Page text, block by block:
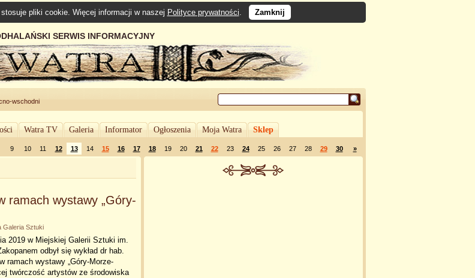
pliki cookie. Więcej informacji w naszej Polityce prywatności. Zamknij
SERWIS INFORMACYJNY
wschodni
Watra TV Galeria Informator Ogłoszenia Moja Watra Sklep
9 10 11 12 13 14 15 16 17 18 19 20 21 22 23 24 25 26 27 28 29 30 »
ramach wystawy „Góry-
Galeria Sztuki
2019 w Miejskiej Galerii Sztuki im.
odbył się wykład dr hab.
ramach wystawy „Góry-Morze-
twórczość artystów ze środowiska